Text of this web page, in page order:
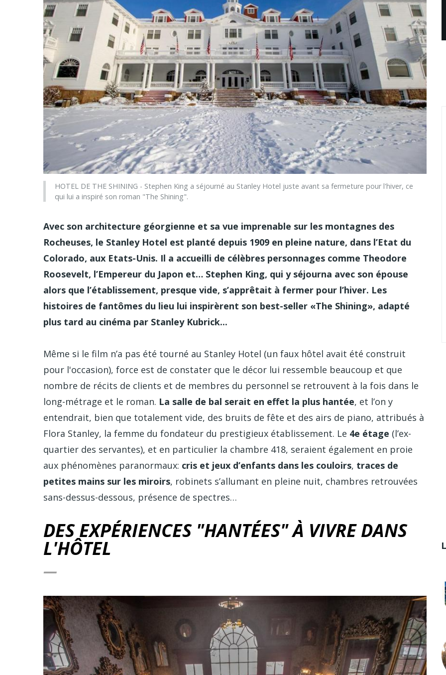
HOTEL DE THE SHINING - Stephen King a séjourné au Stanley Hotel juste avant sa fermeture pour l'hiver, ce
qui lui a inspiré son roman "The Shining".
Avec son architecture géorgienne et sa vue imprenable sur les montagnes des
Rocheuses, le Stanley Hotel est planté depuis 1909 en pleine nature, dans l’Etat du
Colorado, aux Etats-Unis. Il a accueilli de célèbres personnages comme Theodore
Roosevelt, l’Empereur du Japon et… Stephen King, qui y séjourna avec son épouse
alors que l’établissement, presque vide, s’apprêtait à fermer pour l’hiver. Les
histoires de fantômes du lieu lui inspirèrent son best-seller «The Shining», adapté
plus tard au cinéma par Stanley Kubrick...
Même si le film n’a pas été tourné au Stanley Hotel (un faux hôtel avait été construit
pour l'occasion), force est de constater que le décor lui ressemble beaucoup et que
nombre de récits de clients et de membres du personnel se retrouvent à la fois dans le
long-métrage et le roman. La salle de bal serait en effet la plus hantée, et l’on y
entendrait, bien que totalement vide, des bruits de fête et des airs de piano, attribués à
Flora Stanley, la femme du fondateur du prestigieux établissement. Le 4e étage (l’ex-
quartier des servantes), et en particulier la chambre 418, seraient également en proie
aux phénomènes paranormaux: cris et jeux d’enfants dans les couloirs, traces de
petites mains sur les miroirs, robinets s’allumant en pleine nuit, chambres retrouvées
sans-dessus-dessous, présence de spectres…
DES EXPÉRIENCES "HANTÉES" À VIVRE DANS
L'HÔTEL